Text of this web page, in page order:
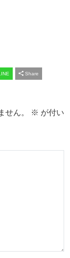
Share
せん。 ※ が付い